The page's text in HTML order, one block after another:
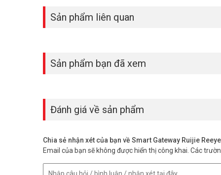
Ruijie Cloud cho phép quản lý mạng từ xa qua ứng dụng
hiểu thêm về Ruijie Cloud để tối ưu hiệu suất.
Cân bằng tải với 4 cổng WAN
Router Ruijie PoE có 4 cổng WAN Gigabit, tối ưu băng
Thiết kế nhỏ gọn, bền bỉ
Kích thước 202×108×28mm và trọng lượng 0,522kg giúp
Sản phẩm liên quan
Sản phẩm bạn đã xem
Đánh giá về sản phẩm
Chia sẻ nhận xét của bạn về Smart Gateway Ruijie
Email của bạn sẽ không được hiển thị công khai. Các